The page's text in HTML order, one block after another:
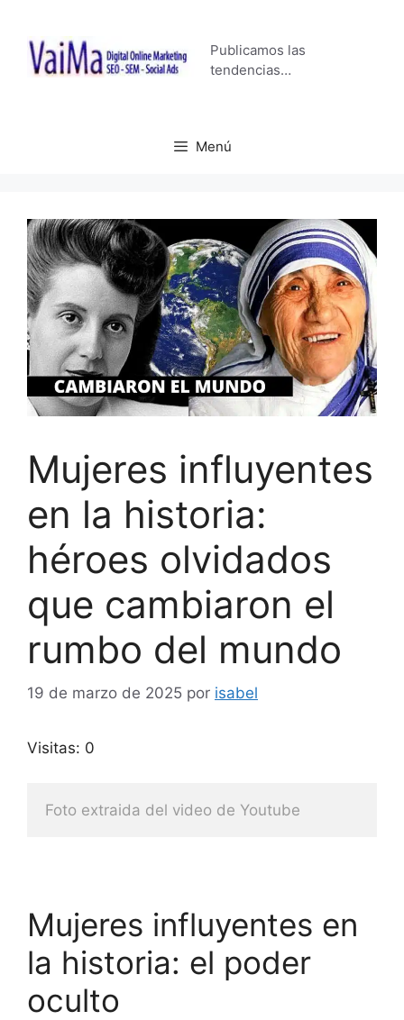
contenido
Publicamos las
tendencias…
Menú
Mujeres influyentes
en la historia:
héroes olvidados
que cambiaron el
rumbo del mundo
19 de marzo de 2025 por isabel
Visitas: 0
Foto extraida del video de Youtube
Mujeres influyentes en
la historia: el poder
oculto